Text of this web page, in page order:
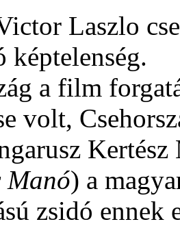
Laszlo
a film
volt,
Manó) a
zsidó